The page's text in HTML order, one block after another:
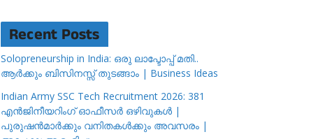
Recent Posts
Solopreneurship in India: ഒരു ലാപ്ടോപ്പ് മതി..
ആർക്കും ബിസിനസ്സ് തുടങ്ങാം | Business Ideas
Indian Army SSC Tech Recruitment 2026: 381
എൻജിനീയറിംഗ് ഓഫീസർ ഒഴിവുകൾ |
പുരുഷൻമാർക്കും വനിതകൾക്കും അവസരം |